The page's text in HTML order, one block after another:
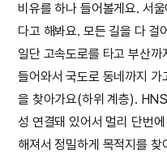
비유를 하나 들어볼게요. 서
다고 해봐요. 모든 길을 다 걸
일단 고속도로를 타고 부산
들어와서 국도로 동네까지
을 찾아가요(하위 계층).
성 연결돼 있어서 멀리 단번
해져서 정밀하게 목적지를